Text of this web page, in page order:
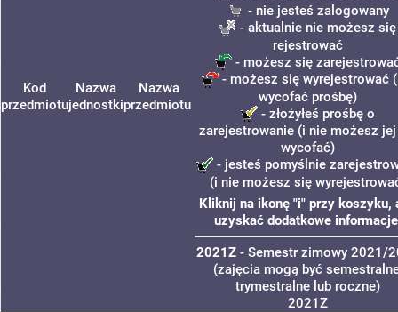
Kod
przedmiotu
Nazwa
jednostki
Nazwa
przedmiotu
- nie jesteś zalogowany
- aktualnie nie możesz się
rejestrować
- możesz się
- możesz się wyrejestrować
wycofać prośbę)
- złożyłeś prośbę o
zarejestrowanie (i nie możesz
wycofać)
- jesteś pomyślnie
(i nie możesz się
Kliknij na ikonę "i" przy koszyku,
uzyskać dodatkowe
2021Z- Semestr zimowy 2021/
(zajęcia mogą być
trymestralne lub roczne)
2021Z